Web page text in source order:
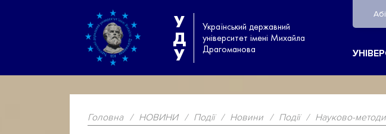
У
Д
У
Український державний
університет імені Михайла
Драгоманова
Головна / НОВИНИ / Події / Новини / Події / Науково-